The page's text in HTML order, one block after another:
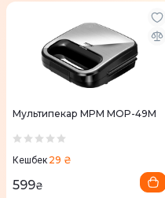
Мультипекар MPM MOP-49M
Кешбек 29 ₴
599₴